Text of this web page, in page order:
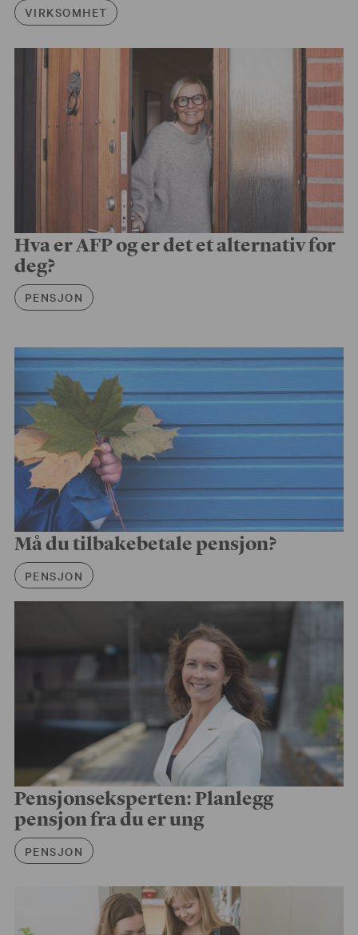
VIRKSOMHET Artikkelkategori
Hva er AFP og er det et alternativ for
deg?
PENSJON Artikkelkategori
Må du tilbakebetale pensjon?
PENSJON Artikkelkategori
Pensjonseksperten: Planlegg
pensjon fra du er ung
PENSJON Artikkelkategori